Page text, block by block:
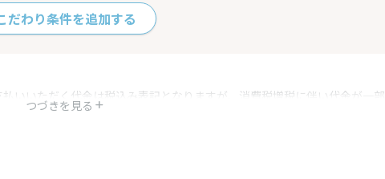
だわり条件を追加する
つづきを見る
いいただく代金は税込み表記となりますが、消費税増税に伴い代金が一部